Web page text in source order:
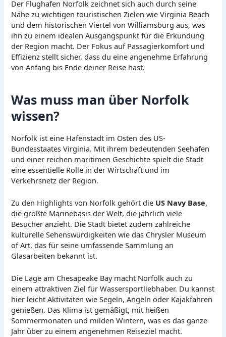
Der Flughafen Norfolk zeichnet sich auch durch seine
Nähe zu wichtigen touristischen Zielen wie Virginia Beach
und dem historischen Viertel von Williamsburg aus, was
ihn zu einem idealen Ausgangspunkt für die Erkundung
der Region macht. Der Fokus auf Passagierkomfort und
Effizienz stellt sicher, dass du eine angenehme Erfahrung
von Anfang bis Ende deiner Reise hast.
Was muss man über Norfolk
wissen?
Norfolk ist eine Hafenstadt im Osten des US-
Bundesstaates Virginia. Mit ihrem bedeutenden Seehafen
und einer reichen maritimen Geschichte spielt die Stadt
eine essentielle Rolle in der Wirtschaft und im
Verkehrsnetz der Region.
Zu den Highlights von Norfolk gehört die US Navy Base,
die größte Marinebasis der Welt, die jährlich viele
Besucher anzieht. Die Stadt bietet zudem zahlreiche
kulturelle Sehenswürdigkeiten wie das Chrysler Museum
of Art, das für seine umfassende Sammlung an
Glasarbeiten bekannt ist.
Die Lage am Chesapeake Bay macht Norfolk auch zu
einem attraktiven Ziel für Wassersportliebhaber. Du kannst
hier leicht Aktivitäten wie Segeln, Angeln oder Kajakfahren
genießen. Das Klima ist gemäßigt, mit heißen
Sommermonaten und milden Wintern, was es das ganze
Jahr über zu einem angenehmen Reiseziel macht.